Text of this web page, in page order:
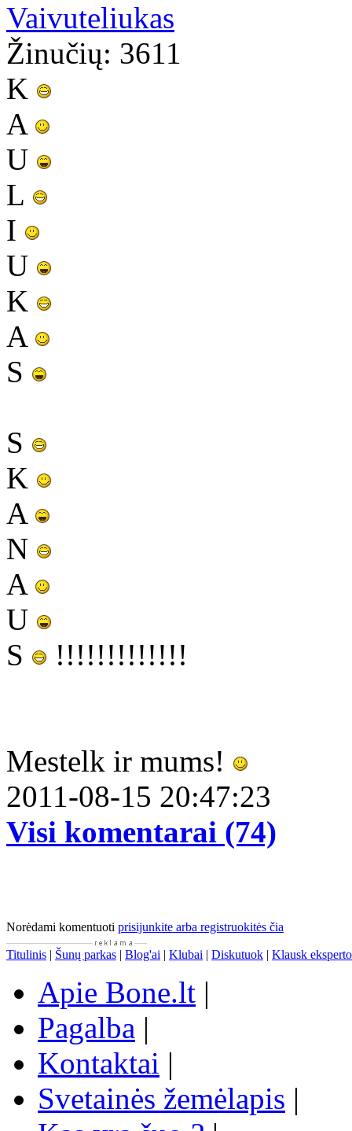
Vaivuteliukas
Žinučių: 3611
K
A
U
L
I
U
K
A
S
S
K
A
N
A
U
S
!!!!!!!!!!!!!
Mestelk ir mums!
2011-08-15 20:47:23
Visi komentarai (74)
Norėdami komentuoti prisijunkite arba registruokitės čia
Titulinis | Šunų parkas | Blog'ai | Klubai | Diskutuok | Klausk eksperto
Apie Bone.lt |
Pagalba |
Kontaktai |
Svetainės žemėlapis |